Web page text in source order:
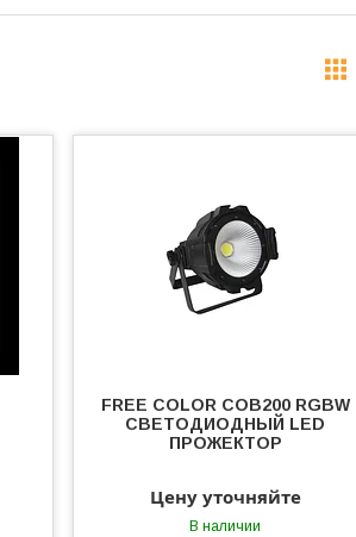
FREE COLOR COB200 RGBW
СВЕТОДИОДНЫЙ LED
ПРОЖЕКТОР
Цену уточняйте
В наличии